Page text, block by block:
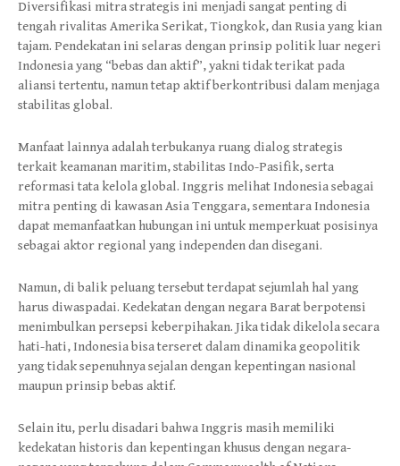
Diversifikasi mitra strategis ini menjadi sangat penting di
tengah rivalitas Amerika Serikat, Tiongkok, dan Rusia yang kian
tajam. Pendekatan ini selaras dengan prinsip politik luar negeri
Indonesia yang “bebas dan aktif”, yakni tidak terikat pada
aliansi tertentu, namun tetap aktif berkontribusi dalam menjaga
stabilitas global.
Manfaat lainnya adalah terbukanya ruang dialog strategis
terkait keamanan maritim, stabilitas Indo-Pasifik, serta
reformasi tata kelola global. Inggris melihat Indonesia sebagai
mitra penting di kawasan Asia Tenggara, sementara Indonesia
dapat memanfaatkan hubungan ini untuk memperkuat posisinya
sebagai aktor regional yang independen dan disegani.
Namun, di balik peluang tersebut terdapat sejumlah hal yang
harus diwaspadai. Kedekatan dengan negara Barat berpotensi
menimbulkan persepsi keberpihakan. Jika tidak dikelola secara
hati-hati, Indonesia bisa terseret dalam dinamika geopolitik
yang tidak sepenuhnya sejalan dengan kepentingan nasional
maupun prinsip bebas aktif.
Selain itu, perlu disadari bahwa Inggris masih memiliki
kedekatan historis dan kepentingan khusus dengan negara-